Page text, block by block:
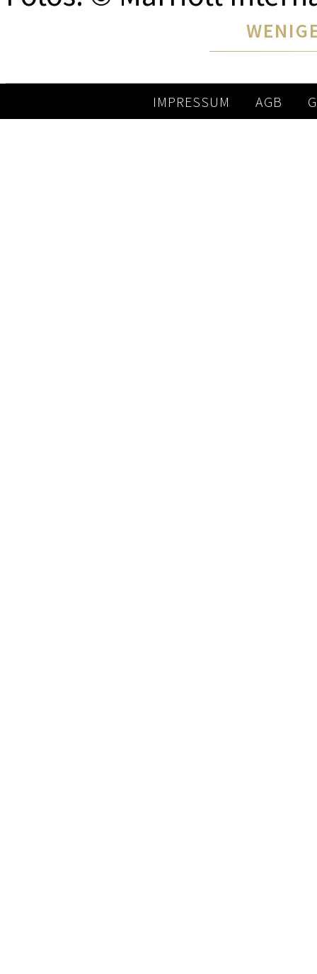
IMPRESSUM AGB